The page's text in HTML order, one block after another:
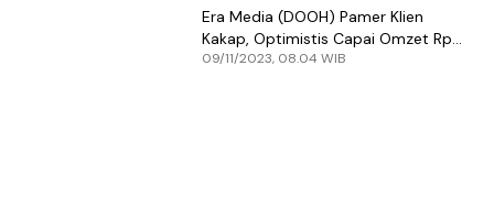
Era Media (DOOH) Pamer Klien
Kakap, Optimistis Capai Omzet Rp
150 Miliar
09/11/2023, 08.04 WIB